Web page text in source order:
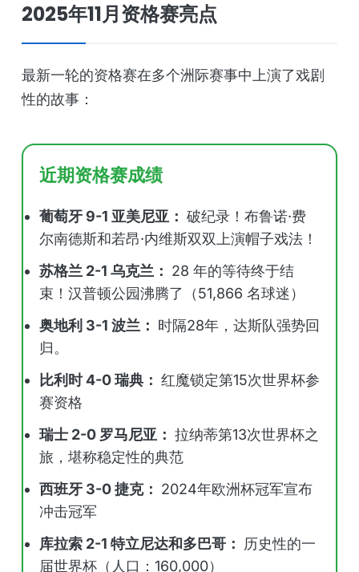
2025年11月资格赛亮点
最新一轮的资格赛在多个洲际赛事中上演了戏剧
性的故事：
近期资格赛成绩
葡萄牙 9-1 亚美尼亚： 破纪录！布鲁诺·费
尔南德斯和若昂·内维斯双双上演帽子戏法！
苏格兰 2-1 乌克兰： 28 年的等待终于结
束！汉普顿公园沸腾了（51,866 名球迷）
奥地利 3-1 波兰： 时隔28年，达斯队强势回
归。
比利时 4-0 瑞典： 红魔锁定第15次世界杯参
赛资格
瑞士 2-0 罗马尼亚： 拉纳蒂第13次世界杯之
旅，堪称稳定性的典范
西班牙 3-0 捷克： 2024年欧洲杯冠军宣布
冲击冠军
库拉索 2-1 特立尼达和多巴哥： 历史性的一
届世界杯（人口：160,000）